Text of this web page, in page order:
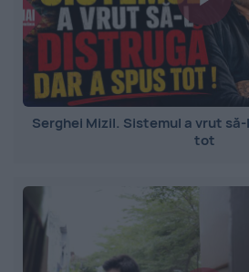
Serghei Mizil. Sistemul a vrut
tot